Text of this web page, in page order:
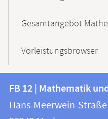
Gesamtangebot
Vorleistungsbrowser
Kontakt
und
FB
12
FB 12 | Mathematik
Hans-Meerwein-